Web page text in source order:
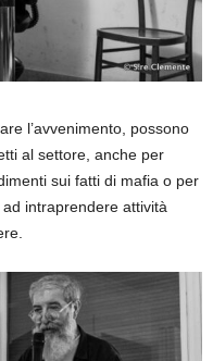
l’avvenimento, possono
al settore, anche per
sui fatti di mafia o per
intraprendere attività